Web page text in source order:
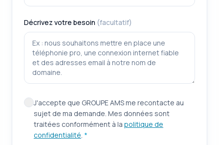
Décrivez votre besoin (facultatif)
J'accepte que GROUPE AMS me recontacte au
sujet de ma demande. Mes données sont
traitées conformément à la politique de
confidentialité. *